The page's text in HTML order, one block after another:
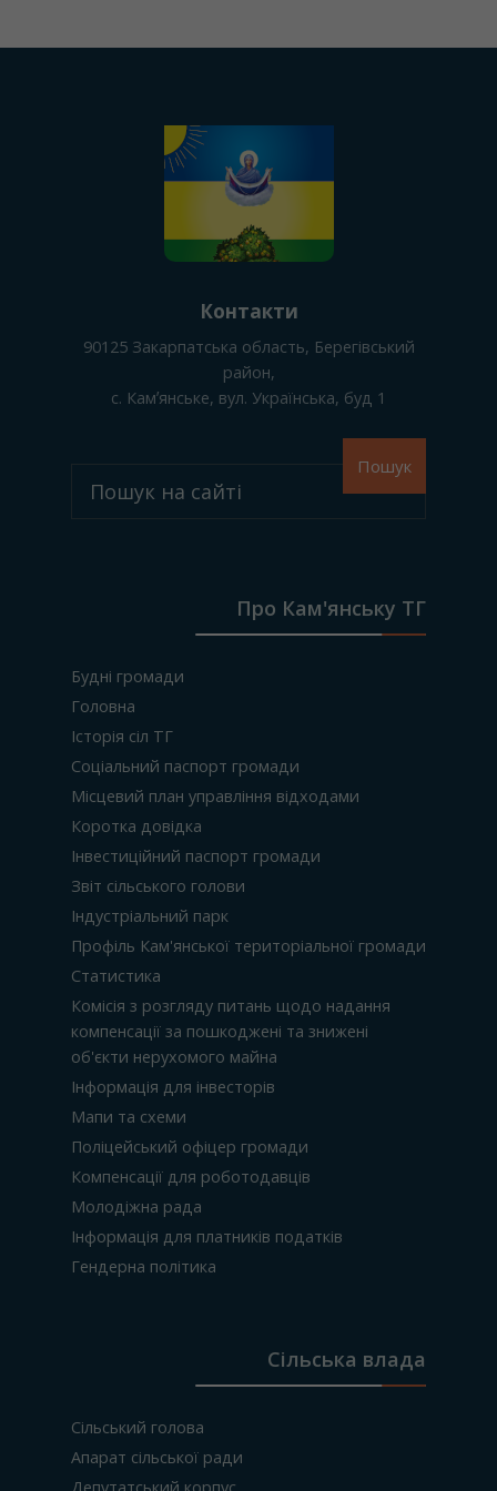
Контакти
90125 Закарпатська область, Берегівський
район,
с. Камʼянське, вул. Українська, буд 1
Пошук
Про Кам'янську ТГ
Будні громади
Головна
Історія сіл ТГ
Соціальний паспорт громади
Місцевий план управління відходами
Коротка довідка
Інвестиційний паспорт громади
Звіт сільського голови
Індустріальний парк
Профіль Кам'янської територіальної громади
Статистика
Комісія з розгляду питань щодо надання
компенсації за пошкоджені та знижені
об'єкти нерухомого майна
Інформація для інвесторів
Мапи та схеми
Поліцейський офіцер громади
Компенсації для роботодавців
Молодіжна рада
Інформація для платників податків
Гендерна політика
Сільська влада
Сільський голова
Апарат сільської ради